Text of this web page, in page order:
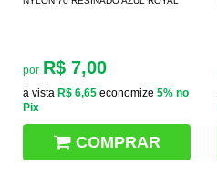
por R$ 7,00
à vista R$ 6,65 economize 5% no
Pix
COMPRAR